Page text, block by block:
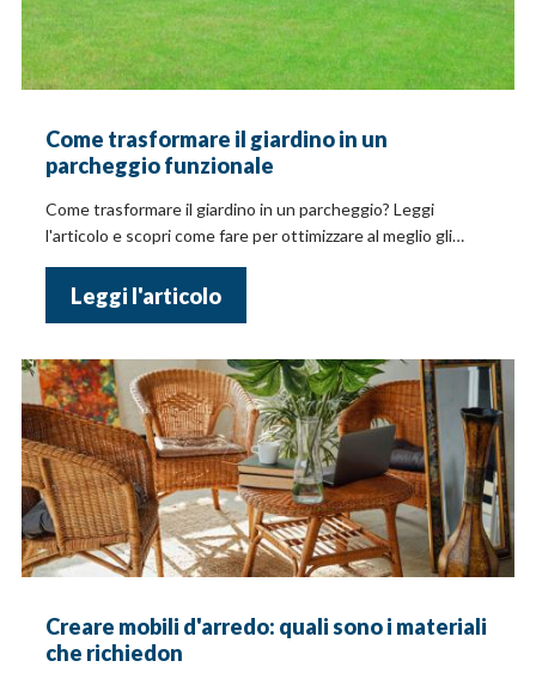
Come trasformare il giardino in un
parcheggio funzionale
Come trasformare il giardino in un parcheggio? Leggi
l'articolo e scopri come fare per ottimizzare al meglio gli
Leggi l'articolo
Creare mobili d'arredo: quali sono i materiali
che richiedon